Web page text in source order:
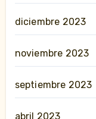
diciembre 2023
noviembre 2023
septiembre 2023
abril 2023